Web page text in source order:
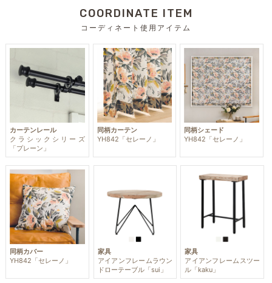
COORDINATE ITEM
コーディネート使用アイテム
カーテンレール
クラシックシリーズ
「プレーン」
同柄カーテン
YH842「セレーノ」
同柄シェード
YH842「セレーノ」
同柄カバー
YH842「セレーノ」
家具
アイアンフレームラウン
ドローテーブル「sui」
家具
アイアンフレームスツー
ル「kaku」